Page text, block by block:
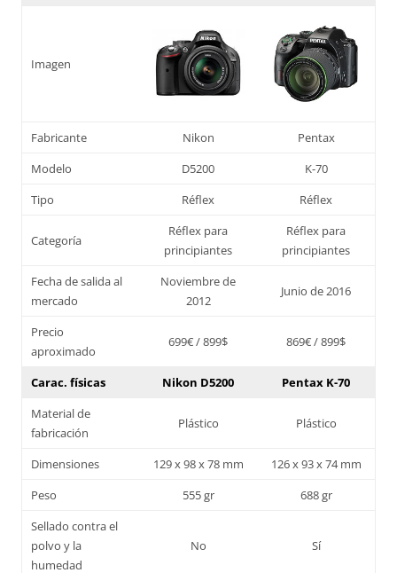
Imagen
Fabricante Nikon
Pentax
Modelo
D5200
K-70
Tipo
Réflex Réflex
Categoría
Réflex para
principiantes
Réflex para
principiantes
Fecha de salida al
mercado
Noviembre de
2012
Junio de 2016
Precio
aproximado
699€ / 899$ 869€ / 899$
Carac. físicas Nikon D5200
Pentax K-70
Material de
fabricación
Plástico Plástico
Dimensiones 129 x 98 x 78 mm
126 x 93 x 74 mm
Peso
555 gr
688 gr
Sellado contra el
polvo y la
humedad
No Sí